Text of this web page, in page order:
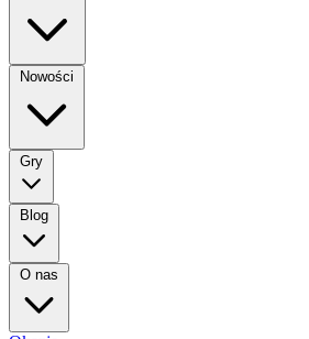
Nowości
Gry
Blog
O nas